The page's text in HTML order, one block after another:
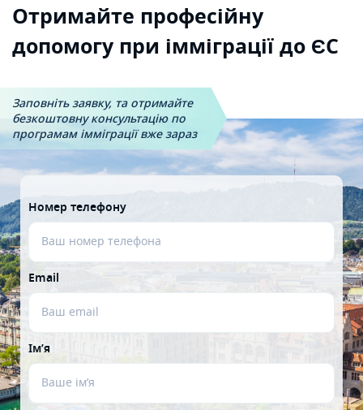
Отримайте професійну
допомогу при імміграції до ЄС
Заповніть заявку, та отримайте
безкоштовнуконсультацію по
програмам імміграції вже зараз
Номер телефону
Email
Ім’я